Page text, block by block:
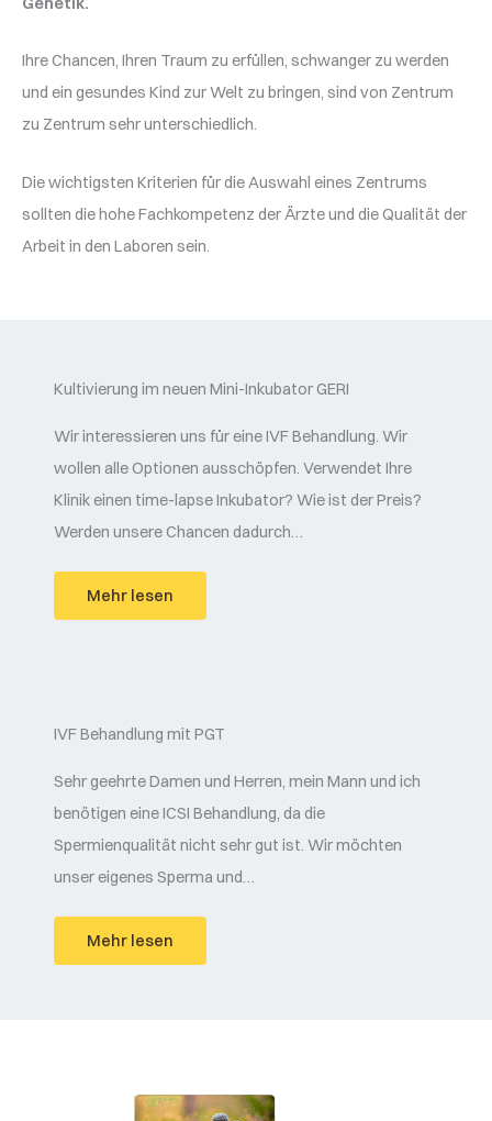
Ihre Chancen, Ihren Traum zu erfüllen, schwanger zu werden
und ein gesundes Kind zur Welt zu bringen, sind von Zentrum
zu Zentrum sehr unterschiedlich.
Die wichtigsten Kriterien für die Auswahl eines Zentrums
sollten die hohe Fachkompetenz der Ärzte und die Qualität der
Arbeit in den Laboren sein.
Kultivierung im neuen Mini-Inkubator GERI
Wir interessieren uns für eine IVF Behandlung. Wir
wollen alle Optionen ausschöpfen. Verwendet Ihre
Klinik einen time-lapse Inkubator? Wie ist der Preis?
Werden unsere Chancen dadurch…
Mehr lesen
IVF Behandlung mit PGT
Sehr geehrte Damen und Herren, mein Mann und ich
benötigen eine ICSI Behandlung, da die
Spermienqualität nicht sehr gut ist. Wir möchten
unser eigenes Sperma und…
Mehr lesen